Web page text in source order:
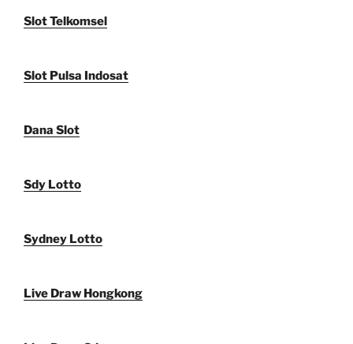
Slot Telkomsel
Slot Pulsa Indosat
Dana Slot
Sdy Lotto
Sydney Lotto
Live Draw Hongkong